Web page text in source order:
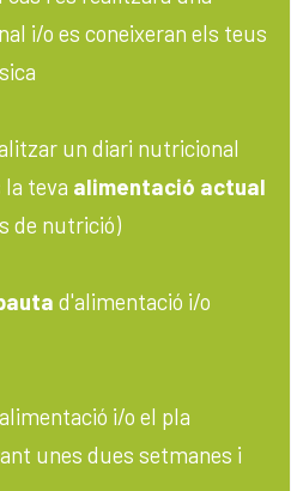
i/o es coneixeran els teus
un diari nutricional
la teva alimentació actual
de nutrició)
d'alimentació i/o
i/o el pla
unes dues setmanes i